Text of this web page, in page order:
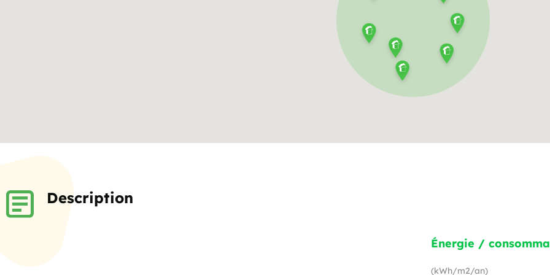
Description
Énergie /
(kWh/m2/an)